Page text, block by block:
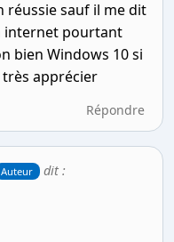
réussie sauf il me dit
internet pourtant
bien Windows 10 si
très apprécier
Répondre
Auteur dit :